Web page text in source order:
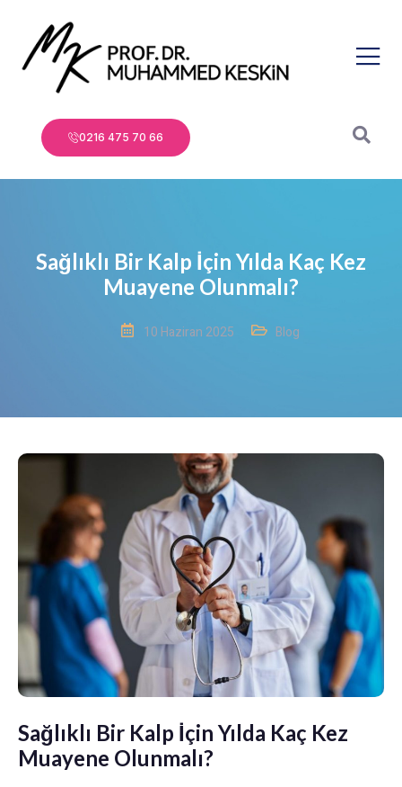
0216 475 70 66
Sağlıklı Bir Kalp İçin Yılda Kaç Kez
Muayene Olunmalı?
10 Haziran 2025 Blog
Sağlıklı Bir Kalp İçin Yılda Kaç Kez
Muayene Olunmalı?